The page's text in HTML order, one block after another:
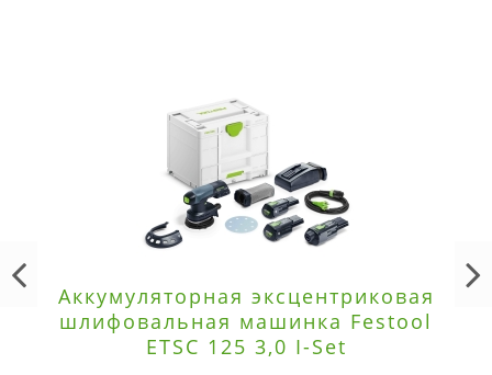
Аккумуляторная эксцентриковая
шлифовальная машинка Festool
ETSC 125 3,0 I-Set